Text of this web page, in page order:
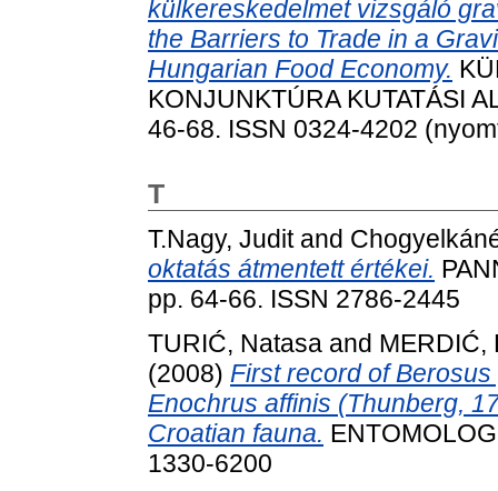
külkereskedelmet vizsgáló
the Barriers to Trade in a
Hungarian Food Economy.
KONJUNKTÚRA KUTATÁSI
46-68. ISSN 0324-4202
T
T.Nagy, Juditand
oktatás átmentett értékei.
pp. 64-66. ISSN 2786-2445
TURIĆ, Natasa and MERDIĆ,
(2008) First record of
Enochrus affinis (Thunberg,
Croatian fauna.
1330-6200